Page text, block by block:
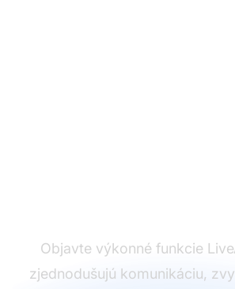
Objavte výkonné funkcie
zjednodušujú komunikáciu,